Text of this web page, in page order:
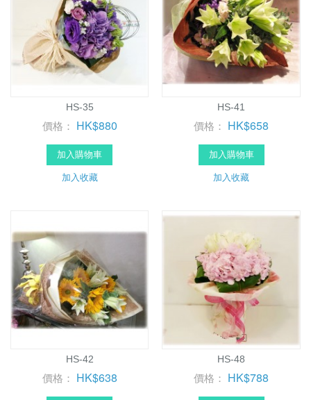
HS-35
價格： HK$880
加入購物車
加入收藏
HS-41
價格： HK$658
加入購物車
加入收藏
HS-42
價格： HK$638
HS-48
價格： HK$788